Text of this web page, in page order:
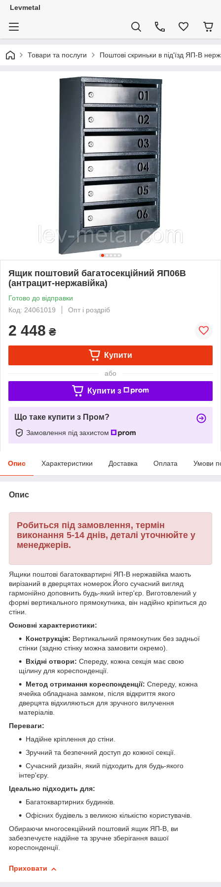
Levmetal
Товари та послуги Поштові скриньки в під'їзд ЯП-B
Ящик поштовий багатосекційний ЯП06B
(антрацит-нержавійка)
Готово до відправки
Код: 24061019
Опт і роздріб
2 448 ₴
Купити
або
Купити з
Що таке купити з Пром?
Замовлення під захистом
Опис Характеристики Доставка Оплата Умови
Опис
Робиться під замовлення, термін
виконання 5-14 днів, деталі уточнюйте у
менеджерів.
Ящики поштові багатоквартирні ЯП-B нержавійка мають
вирізаний в дверцятах номерок.Його сучасний вигляд
гармонійно доповнить будь-який інтер'єр. Виготовлений у
формі вертикального прямокутника, він надійно кріпиться до
стіни.
Основні характеристики:
Конструкція: Вертикальний прямокутник без задньої
стінки (задню стінку можна замовити окремо).
Вхідні отвори: Спереду, кожна секція має свою
щілину для кореспонденції.
Метод отримання кореспонденції: Спереду, кожна
ячейка обладнана замком, після відкриття якого
дверцята відхиляються для зручного вилучення
матеріалів.
Переваги:
Надійне кріплення до стіни.
Зручний та безпечний доступ до кожної секції.
Сучасний дизайн, який підходить для будь-якого
інтер'єру.
Ідеально підходить для:
Багатоквартирних будинків.
Офісних будівель з великою кількістю користувачів.
Обираючи многосекційний поштовий ящик ЯП-B, ви
забезпечуєте надійне та зручне зберігання вашої
кореспонденції.
Приховати